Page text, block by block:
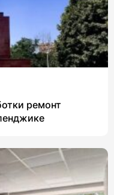
ремонт